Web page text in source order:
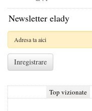
Newsletter elady
Top vizionate